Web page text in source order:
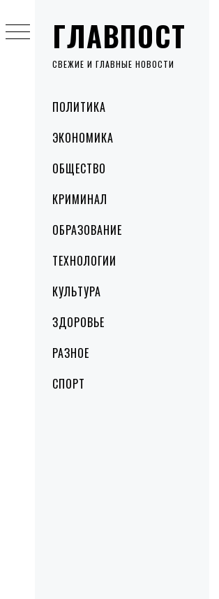
ГЛАВПОСТ
СВЕЖИЕ И ГЛАВНЫЕ НОВОСТИ
MenuПОЛИТИКА
ЭКОНОМИКА
ОБЩЕСТВО
КРИМИНАЛ
ОБРАЗОВАНИЕ
ТЕХНОЛОГИИ
КУЛЬТУРА
ЗДОРОВЬЕ
РАЗНОЕ
СПОРТ
to
content